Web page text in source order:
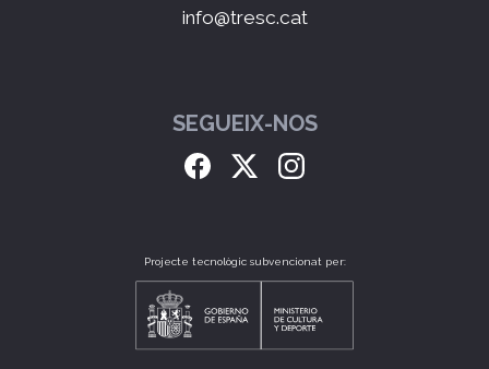
info@tresc.cat
SEGUEIX-NOS
Projecte tecnològic subvencionat per: